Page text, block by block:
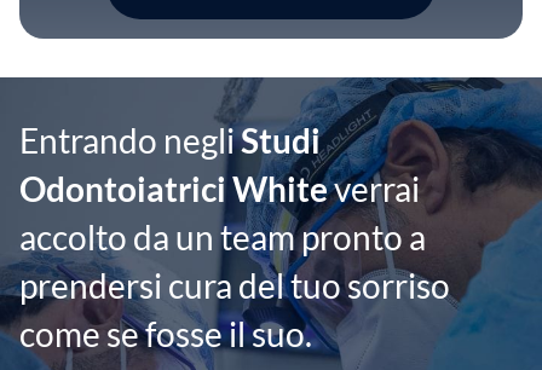
Entrando negliStudi
Odontoiatrici Whiteverrai
accolto da un team pronto a
prendersi cura del tuo sorriso
come se fosse il suo.